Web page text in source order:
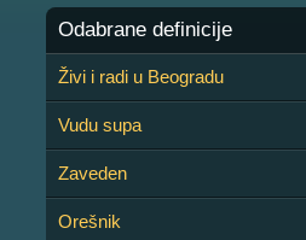
Odabrane definicije
Živi i radi u Beogradu
Vudu supa
Zaveden
Orešnik